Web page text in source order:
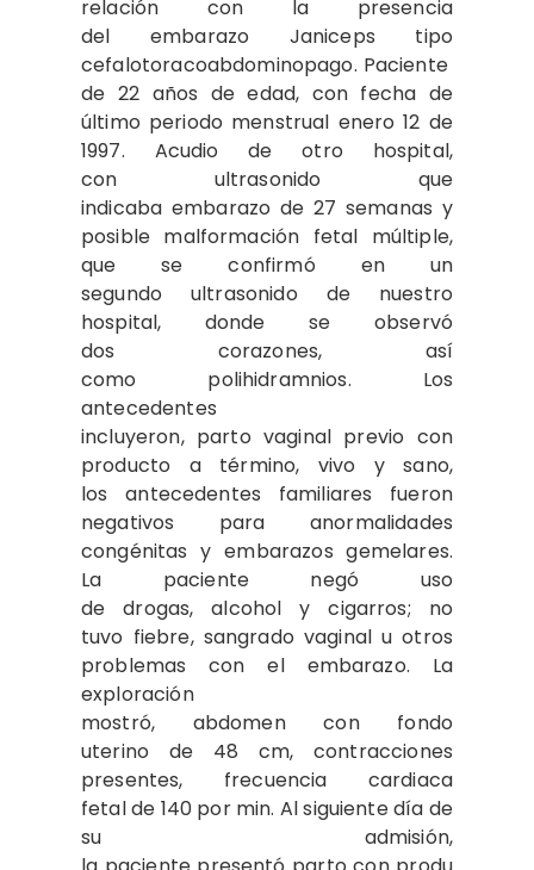
relación con la presencia
del embarazo Janiceps tipo
cefalotoracoabdominopago. Paciente
de 22 años de edad, con fecha de
último periodo menstrual enero 12 de
1997. Acudio de otro hospital,
con ultrasonido que
indicaba embarazo de 27 semanas y
posible malformación fetal múltiple,
que se confirmó en un
segundo ultrasonido de nuestro
hospital, donde se observó
dos corazones, así
como polihidramnios. Los
antecedentes
incluyeron, parto vaginal previo con
producto a término, vivo y sano,
los antecedentes familiares fueron
negativos para anormalidades
congénitas y embarazos gemelares.
La paciente negó uso
de drogas, alcohol y cigarros; no
tuvo fiebre, sangrado vaginal u otros
problemas con el embarazo. La
exploración
mostró, abdomen con fondo
uterino de 48 cm, contracciones
presentes, frecuencia cardiaca
fetal de 140 por min. Al siguiente día de
su admisión,